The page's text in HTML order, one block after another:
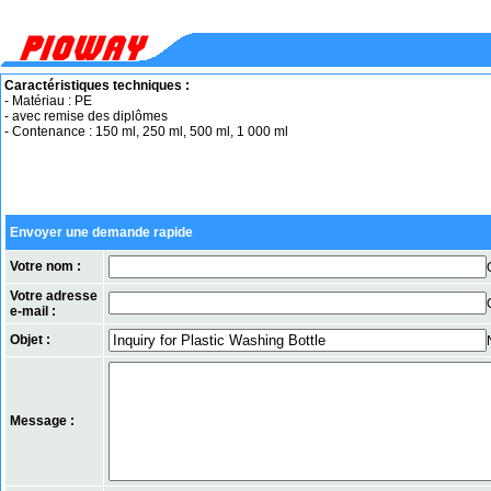
Caractéristiques techniques :
- Matériau : PE
- avec remise des diplômes
- Contenance : 150 ml, 250 ml, 500 ml, 1 000 ml
Envoyer une demande rapide
Votre nom :
Votre adresse
e-mail :
Objet :
Message :